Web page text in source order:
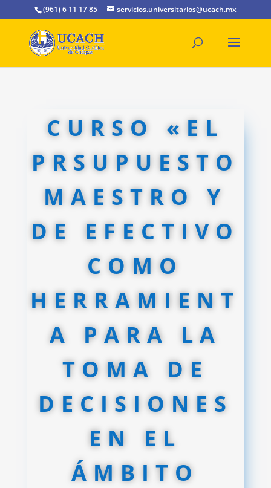
(961) 6 11 17 85 servicios.universitarios@ucach.mx
CURSO «EL
PRSUPUESTO
MAESTRO Y
DE EFECTIVO
COMO
HERRAMIENT
A PARA LA
TOMA DE
DECISIONES
EN EL
ÁMBITO